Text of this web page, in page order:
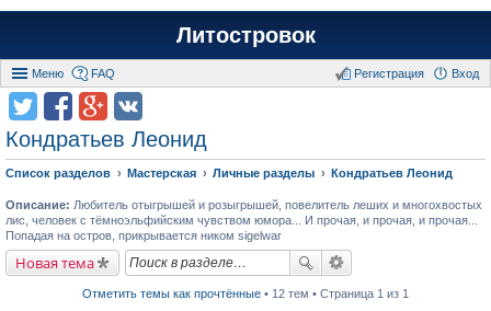
Литостровок
Меню FAQ Вход
Регистрация
Кондратьев Леонид
Список разделов Мастерская Личные разделы Кондратьев Леонид
Описание: Любитель отыгрышей и розыгрышей, повелитель леших и многохвостых
лис, человек с тёмноэльфийским чувством юмора... И прочая, и прочая, и прочая...
Попадая на остров, прикрывается ником sigelwar
Новая тема
Отметить темы как прочтённые • 12 тем • Страница 1 из 1